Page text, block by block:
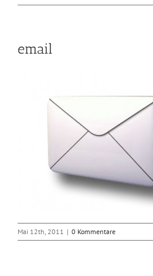
email
Mai 12th, 2011 | 0 Kommentare